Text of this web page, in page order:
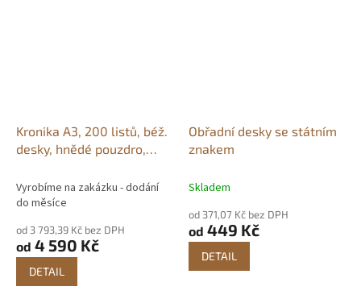
Kronika A3, 200 listů, béž.
desky, hnědé pouzdro,
Vyrobíme na zakázku - dodání
do měsíce
od 3 793,39 Kč bez DPH
od 4 590 Kč
DETAIL
Obřadní desky se státním
znakem
Skladem
od 371,07 Kč bez DPH
od 449 Kč
DETAIL